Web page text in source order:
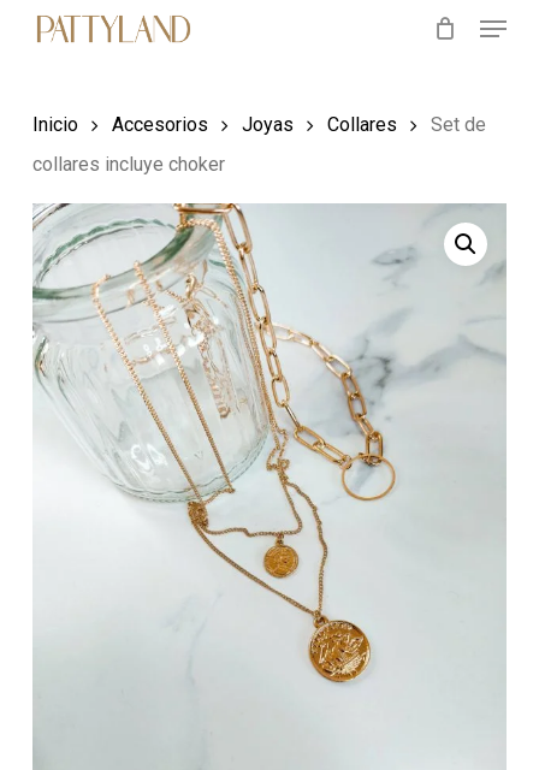
content
Menu
Inicio Accesorios Joyas Collares
Set de
collares incluye choker